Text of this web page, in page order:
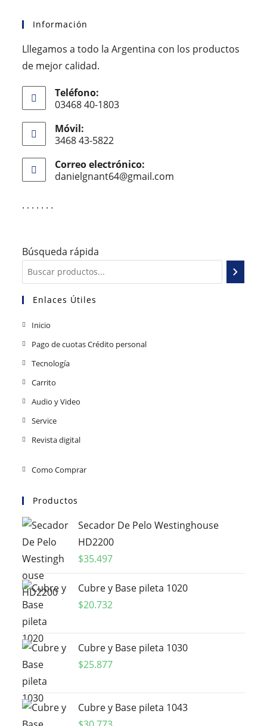
Información
Lllegamos a todo la Argentina con los productos
de mejor calidad.
Teléfono:
03468 40-1803
Móvil:
3468 43-5822
Correo electrónico:
danielgnant64@gmail.com
. . . . . . .
Búsqueda rápida
Enlaces Útiles
Inicio
Pago de cuotas Crédito personal
Tecnología
Carrito
Audio y Video
Service
Revista digital
Como Comprar
Productos
Secador De Pelo Westinghouse
HD2200
$35.497
Cubre y Base pileta 1020
$20.732
Cubre y Base pileta 1030
$25.877
Cubre y Base pileta 1043